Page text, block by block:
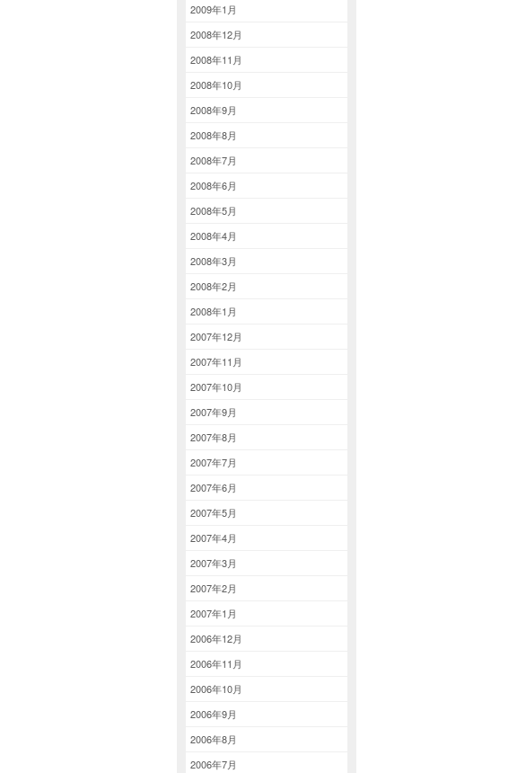
2009年1月
2008年12月
2008年11月
2008年10月
2008年9月
2008年8月
2008年7月
2008年6月
2008年5月
2008年4月
2008年3月
2008年2月
2008年1月
2007年12月
2007年11月
2007年10月
2007年9月
2007年8月
2007年7月
2007年6月
2007年5月
2007年4月
2007年3月
2007年2月
2007年1月
2006年12月
2006年11月
2006年10月
2006年9月
2006年8月
2006年7月